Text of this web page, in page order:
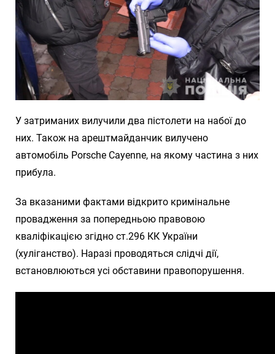
У затриманих вилучили два пістолети на набої до
них. Також на арештмайданчик вилучено
автомобіль Porsche Cayenne, на якому частина з них
прибула.
За вказаними фактами відкрито кримінальне
провадження за попередньою правовою
кваліфікацією згідно ст.296 КК України
(хуліганство). Наразі проводяться слідчі дії,
встановлюються усі обставини правопорушення.